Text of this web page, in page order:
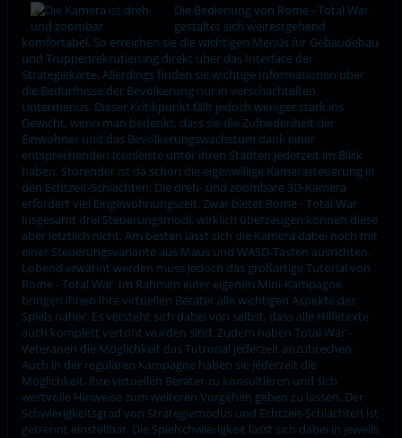
Die Bedienung von Rome - Total War
gestaltet sich weitestgehend
komfortabel. So erreichen sie die wichtigen Menüs für Gebäudebau
und Truppenrekrutierung direkt über das Interface der
Strategiekarte. Allerdings finden sie wichtige Informationen über
die Bedürfnisse der Bevölkerung nur in verschachtelten
Untermenüs. Dieser Kritikpunkt fällt jedoch weniger stark ins
Gewicht, wenn man bedenkt, dass sie die Zufriedenheit der
Einwohner und das Bevölkerungswachstum dank einer
entsprechenden Iconleiste unter ihren Städten jederzeit im Blick
haben. Störender ist da schon die eigenwillige Kamerasteuerung in
den Echtzeit-Schlachten. Die dreh- und zoombare 3D-Kamera
erfordert viel Eingewöhnungszeit. Zwar bietet Rome - Total War
insgesamt drei Steuerungsmodi, wirklich überzeugen können diese
aber letztlich nicht. Am besten lässt sich die Kamera dabei noch mit
einer Steuerungsvariante aus Maus und WASD-Tasten ausrichten.
Lobend erwähnt werden muss jedoch das großartige Tutorial von
Rome - Total War. Im Rahmen einer eigenen Mini-Kampagne
bringen ihnen ihre virtuellen Berater alle wichtigen Aspekte des
Spiels näher. Es versteht sich dabei von selbst, dass alle Hilfetexte
auch komplett vertont wurden sind. Zudem haben Total War -
Veteranen die Möglichkeit das Tutrorial jederzeit anzubrechen.
Auch in der regulären Kampagne haben sie jederzeit die
Möglichkeit, ihre virtuellen Berater zu konsultieren und sich
wertvolle Hinweise zum weiteren Vorgehen geben zu lassen. Der
Schwierigkeitsgrad von Strategiemodus und Echtzeit-Schlachten ist
getrennt einstellbar. Die Spielschwierigkeit lässt sich dabei in jeweils